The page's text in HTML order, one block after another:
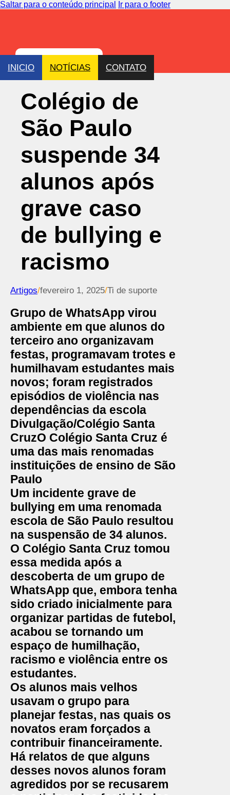
Saltar para o conteúdo principal Ir para o footer
INICIO NOTÍCIAS CONTATO
Colégio de
São Paulo
suspende 34
alunos após
grave caso
de bullying e
racismo
Artigos/fevereiro 1, 2025/Ti de suporte
Grupo de WhatsApp virou
ambiente em que alunos do
terceiro ano organizavam
festas, programavam trotes e
humilhavam estudantes mais
novos; foram registrados
episódios de violência nas
dependências da escola
Divulgação/Colégio Santa
CruzO Colégio Santa Cruz é
uma das mais renomadas
instituições de ensino de São
Paulo
Um incidente grave de
bullying em uma renomada
escola de São Paulo resultou
na suspensão de 34 alunos.
O Colégio Santa Cruz tomou
essa medida após a
descoberta de um grupo de
WhatsApp que, embora tenha
sido criado inicialmente para
organizar partidas de futebol,
acabou se tornando um
espaço de humilhação,
racismo e violência entre os
estudantes.
Os alunos mais velhos
usavam o grupo para
planejar festas, nas quais os
novatos eram forçados a
contribuir financeiramente.
Há relatos de que alguns
desses novos alunos foram
agredidos por se recusarem